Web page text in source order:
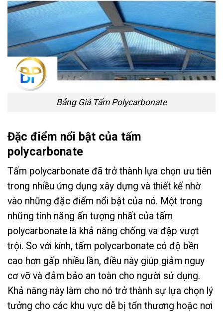
Bảng Giá Tấm Polycarbonate
Đặc điểm nổi bật của tấm
polycarbonate
Tấm polycarbonate đã trở thành lựa chọn ưu tiên
trong nhiều ứng dụng xây dựng và thiết kế nhờ
vào những đặc điểm nổi bật của nó. Một trong
những tính năng ấn tượng nhất của tấm
polycarbonate là khả năng chống va đập vượt
trội. So với kính, tấm polycarbonate có độ bền
cao hơn gấp nhiều lần, điều này giúp giảm nguy
cơ vỡ và đảm bảo an toàn cho người sử dụng.
Khả năng này làm cho nó trở thành sự lựa chọn lý
tưởng cho các khu vực dễ bị tổn thương hoặc nơi